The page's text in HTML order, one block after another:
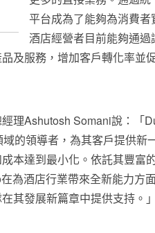
平台成為了能夠為消費者
酒店經營者目前能夠通
及服務，增加客戶轉化率並
理Ashutosh Somani說：「
的領導者，為其客戶提供新
本達到最小化。依託其豐富
為酒店行業帶來全新能力方
其發展新篇章中提供支持。」